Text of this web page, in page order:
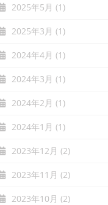
2025年5月 (1)
2025年3月 (1)
2024年4月 (1)
2024年3月 (1)
2024年2月 (1)
2024年1月 (1)
2023年12月 (2)
2023年11月 (2)
2023年10月 (2)